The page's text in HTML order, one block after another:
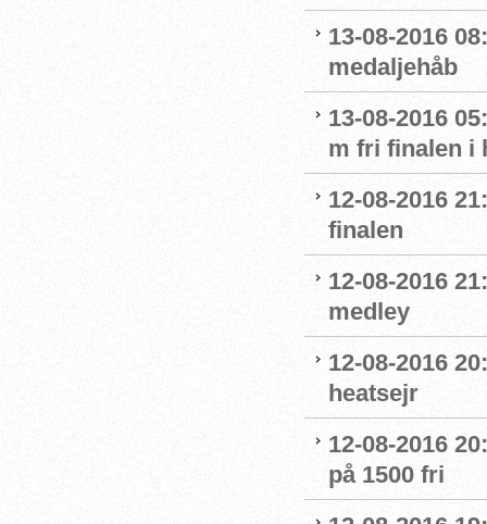
13-08-2016
medaljehåb
13-08-2016
m fri finalen i
12-08-2016
finalen
12-08-2016
medley
12-08-2016
heatsejr
12-08-2016
på 1500 fri